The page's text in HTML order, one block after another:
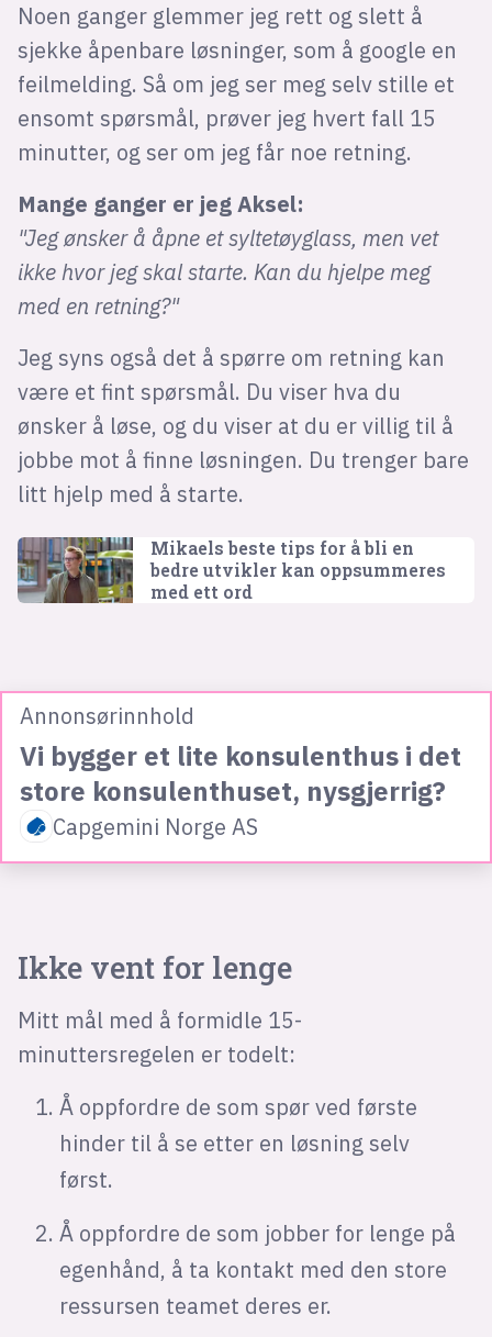
Noen ganger glemmer jeg rett og slett å
sjekke åpenbare løsninger, som å google en
feilmelding. Så om jeg ser meg selv stille et
ensomt spørsmål, prøver jeg hvert fall 15
minutter, og ser om jeg får noe retning.
Mange ganger er jeg Aksel:
"Jeg ønsker å åpne et syltetøyglass, men vet
ikke hvor jeg skal starte. Kan du hjelpe meg
med en retning?"
Jeg syns også det å spørre om retning kan
være et fint spørsmål. Du viser hva du
ønsker å løse, og du viser at du er villig til å
jobbe mot å finne løsningen. Du trenger bare
litt hjelp med å starte.
Mikaels beste tips for å bli en
bedre utvikler kan oppsummeres
med ett ord
Annonsørinnhold
Vi bygger et lite konsulenthus i det
store konsulenthuset, nysgjerrig?
Capgemini Norge AS
Ikke vent for lenge
Mitt mål med å formidle 15-
minuttersregelen er todelt:
Å oppfordre de som spør ved første
hinder til å se etter en løsning selv
først.
Å oppfordre de som jobber for lenge på
egenhånd, å ta kontakt med den store
ressursen teamet deres er.